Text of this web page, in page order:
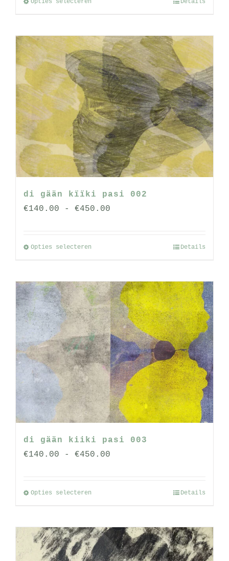
Opties selecteren
meerdere
variaties.
Deze
optie
kan
gekozen
worden
op
de
productpagina
Details
di gään kïïki pasi 002
€140.00 - €450.00
Opties selecteren
meerdere
variaties.
Deze
optie
kan
gekozen
worden
op
de
productpagina
Details
di gään kiiki pasi 003
€140.00 - €450.00
Opties selecteren
meerdere
variaties.
Details